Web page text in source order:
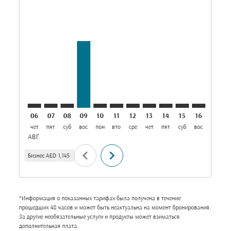
06
чет
АВГ.
07
пят
08
суб
09
вос
10
пон
11
вто
12
сре
13
чет
14
пят
15
суб
16
вос
Бизнес AED 1,145 chevron_left chevron_right
*Информация о показанных тарифах была получена в течение
прошедших 48 часов и может быть неактуальна на момент бронирования.
За другие необязательные услуги и продукты может взиматься
дополнительная плата.